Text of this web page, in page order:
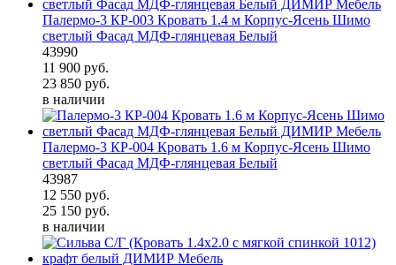
Палермо-3 КР-003 Кровать 1.4 м Корпус-Ясень Шимо
светлый Фасад МДФ-глянцевая Белый
43990
11 900 руб.
23 850 руб.
в наличии
Палермо-3 КР-004 Кровать 1.6 м Корпус-Ясень Шимо
светлый Фасад МДФ-глянцевая Белый
43987
12 550 руб.
25 150 руб.
в наличии